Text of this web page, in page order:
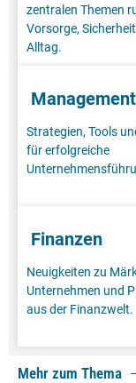
zentralen Themen
Vorsorge,
Alltag.
Management
Strategien, Tools
für erfolgreiche
Finanzen
Neuigkeiten zu
Unternehmen und
aus der Finanzwelt.
Mehr zum Thema